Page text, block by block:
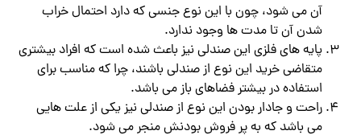
آن می شود، چون با این نوع جنسی که دارد احتمال خراب
شدن آن تا مدت ها وجود ندارد.
پایه های فلزی این صندلی نیز باعث شده است که افراد بیشتری
متقاضی خرید این نوع از صندلی باشند، چرا که مناسب برای
استفاده در بیشتر فضاهای باز می باشد.
راحت و جادار بودن این نوع از صندلی نیز یکی از علت هایی
می باشد که به پر فروش بودنش منجر می شود.